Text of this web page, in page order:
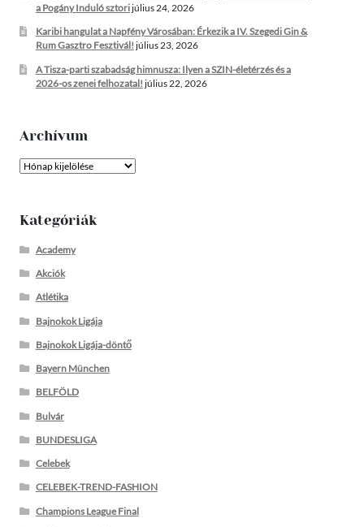
a Pogány Induló sztorijúlius 24, 2026
Karibi hangulat a Napfény Városában: Érkezik a IV. Szegedi Gin &
Rum Gasztro Fesztivál! július 23, 2026
A Tisza-parti szabadság himnusza: Ilyen a SZIN-életérzés és a
2026-os zenei felhozatal! július 22, 2026
Archívum
Archívum
Kategóriák
Academy
Akciók
Atlétika
Bajnokok Ligája
Bajnokok Ligája-döntő
Bayern München
BELFÖLD
Bulvár
BUNDESLIGA
Celebek
CELEBEK-TREND-FASHION
Champions League Final